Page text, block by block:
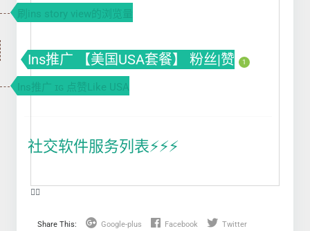
刷ins story view的浏览量
Ins推广 【美国USA套餐】 粉丝|赞 1
Ins推广 ɪɢ 点赞Like USA
社交软件服务列表⚡️⚡️⚡️
❤️‍🔥
Share This: Google-plus Facebook Twitter